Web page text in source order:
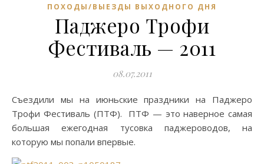
ПОХОДЫ/ВЫЕЗДЫ ВЫХОДНОГО ДНЯ
Паджеро Трофи
Фестиваль — 2011
08.07.2011
Съездили мы на июньские праздники на Паджеро
Трофи Фестиваль (ПТФ). ПТФ — это наверное самая
большая ежегодная тусовка паджероводов, на
которую мы попали впервые.